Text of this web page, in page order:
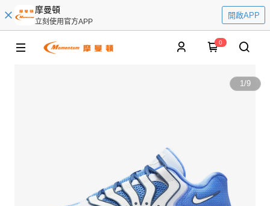
摩曼頓
立刻使用官方APP
開啟APP
0
1/9